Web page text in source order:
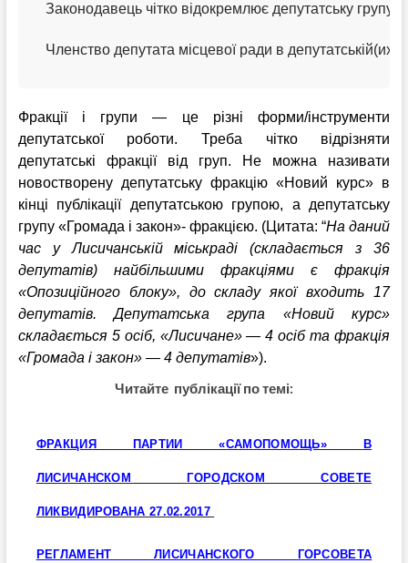
Законодавець чітко відокремлює депутатську групу
Членство депутата місцевої ради в
Фракції і групи — це різні форми/інструменти
депутатської роботи. Треба чітко відрізняти
депутатські фракції від груп. Не можна називати
новостворену депутатську фракцію «Новий курс» в
кінці публікації депутатською групою, а депутатську
групу «Громада і закон»- фракцією. (Цитата: “На даний
час у Лисичанській міськраді (складається з 36
депутатів) найбільшими фракціями є фракція
«Опозиційного блоку», до складу якої входить 17
депутатів. Депутатська група «Новий курс»
складається 5 осіб, «Лисичане» — 4 осіб та фракція
«Громада і закон» — 4 депутатів»).
Читайте публікації по темі:
ФРАКЦИЯ ПАРТИИ «САМОПОМОЩЬ» В
ЛИСИЧАНСКОМ ГОРОДСКОМ СОВЕТЕ
ЛИКВИДИРОВАНА 27.02.2017
РЕГЛАМЕНТ ЛИСИЧАНСКОГО ГОРСОВЕТА